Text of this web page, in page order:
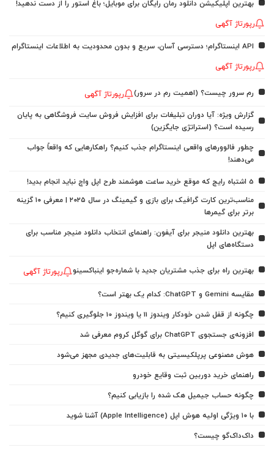
بهترین اپلیکیشن دانلود رمان رایگان برای موبایل؛ باغ استور را از دست ندهید!
رپورتاژ آگهی
API اینستاگرام؛ دسترسی آسان، سریع و بدون محدودیت به اطلاعات اینستاگرام
رپورتاژ آگهی
رم سرور چیست؟ (اهمیت رم در سرور) رپورتاژ آگهی
گزارش ویژه: آیا دوران تبلیغات برای افزایش فروش سایت فروشگاهی به پایان
رسیده است؟ (استراتژی جایگزین)
چطور فالوورهای واقعی اینستاگرام جذب کنیم؟ راهکارهایی که واقعاً جواب
می‌دهند!
5 اشتباه رایج که موقع خرید ساعت هوشمند طرح اپل واچ نباید انجام بدید!
مناسب‌ترین کارت گرافیک برای بازی و گیمینگ در سال ۲۰۲۵ | معرفی ۱۰ گزینه
برتر برای گیمرها
بهترین دانلود منیجر برای آیفون: راهنمای انتخاب دانلود منیجر مناسب برای
دستگاه‌های اپل
بهترین راه برای جذب مشتریان جدید با شماره‌جو اینباکسینو رپورتاژ آگهی
مقایسه Gemini و ChatGPT: کدام یک بهتر است؟
چگونه از قفل شدن خودکار ویندوز 11 یا ویندوز 10 جلوگیری کنیم؟
افزونه‌ی جستجوی ChatGPT برای گوگل کروم معرفی شد
هوش مصنوعی پرپلکیسیتی به قابلیت‌های جدیدی مجهز می‌شود
راهنمای خرید دوربین ثبت وقایع خودرو
چگونه حساب جیمیل هک شده را بازیابی کنیم؟
با ۱۰ ویژگی اولیه هوش اپل (Apple Intelligence) آشنا شوید
داک‌داک‌گو چیست؟